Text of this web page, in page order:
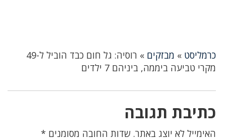
כרמליסט » מבזקים »
רוסיה: גל חום כבד הוביל ל-49
מקרי טביעה ביממה, ביניהם 7 ילדים
כתיבת תגובה
האימייל לא יוצג באתר. שדות החובה מסומנים *